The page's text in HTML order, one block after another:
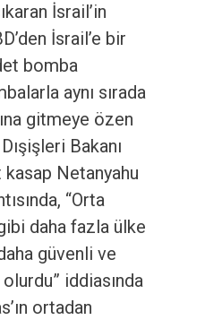
İsrail’in
İsrail’e bir
bomba
aynı sırada
gitmeye özen
Bakanı
Netanyahu
“Orta
daha fazla ülke
güvenli ve
iddiasında
ortadan